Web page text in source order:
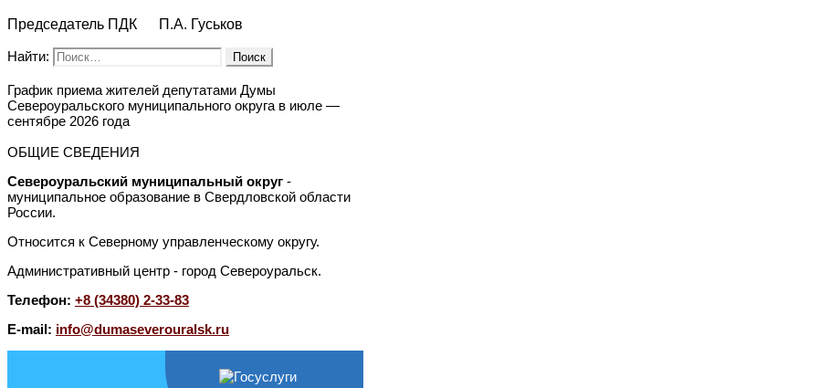
Председатель ПДК П.А. Гуськов
Найти:
График приема жителей депутатами Думы
Североуральского муниципального округа в июле —
сентябре 2026 года
ОБЩИЕ СВЕДЕНИЯ
Североуральский муниципальный округ -
муниципальное образование в Свердловской области
России.
Относится к Северному управленческому округу.
Административный центр - город Североуральск.
Телефон: +8 (34380) 2-33-83
E-mail: info@dumaseverouralsk.ru